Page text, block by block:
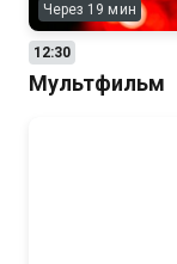
Через 19 мин
12:30
Мультфильм